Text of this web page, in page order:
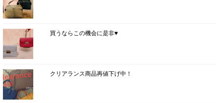
買うならこの機会に是非♥
クリアランス商品再値下げ中！